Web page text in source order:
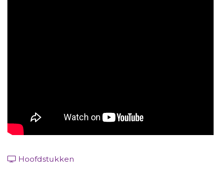
Hoofdstukken